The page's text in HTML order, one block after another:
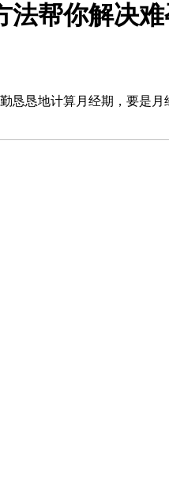
法帮你解决
恳恳地计算月经期，要是